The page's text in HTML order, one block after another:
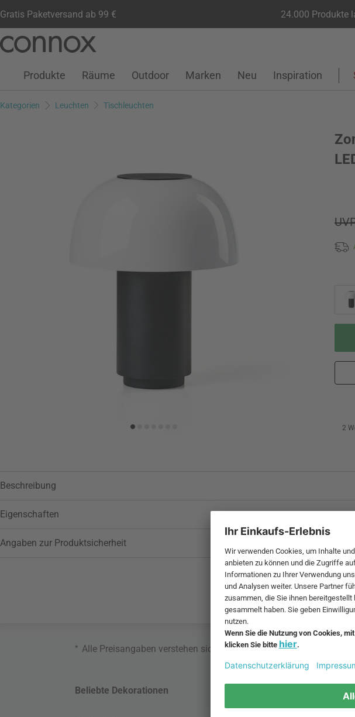
Gratis Paketversand ab 99 € 24.000 Produkte
Seiteninhalt
Suchfeld
Kundenkonto
Wunschliste
Warenkorb
Produkte Räume Outdoor Marken Neu Inspiration
Kategorien Leuchten Tischleuchten
2
Beschreibung
Eigenschaften
Angaben zur Produktsicherheit
* Alle Preisangaben verstehen sich inklusive MwSt. und zzgl.
Beliebte Dekorationen